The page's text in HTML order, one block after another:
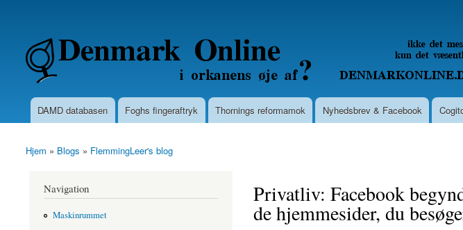
content
Denmarkonline.dk - blognyheder om politik
Main menu
DAMD databasen Foghs fingeraftryk Thornings reformamok Nyhedsbrev & Facebook
You are here
Hjem » Blogs » FlemmingLeer's blog
Privatliv: Facebook
de hjemmesider, du
Navigation
Maskinrummet